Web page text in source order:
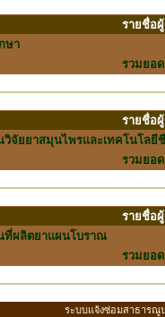
รายชื่อ
ษา
รวมยอด
รายชื่อ
วิจัยยาสมุนไพรและเทคโนโลยี
รวมยอด
รายชื่อ
ที่ผลิตยาแผนโบราณ
รวมยอด
ระบบแจ้งซ่อมสาธารณู